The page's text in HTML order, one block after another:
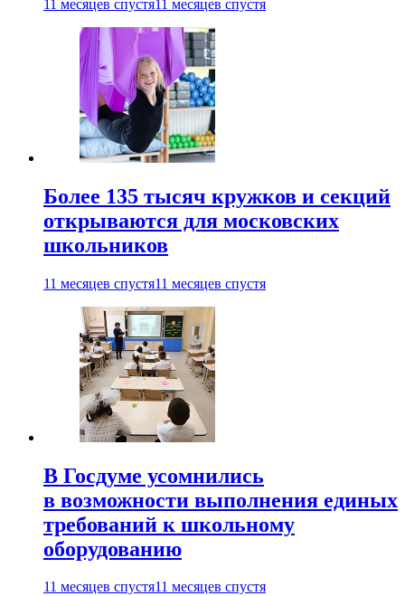
11 месяцев спустя11 месяцев спустя
Более 135 тысяч кружков и секций
открываются для московских
школьников
11 месяцев спустя11 месяцев спустя
В Госдуме усомнились
в возможности выполнения единых
требований к школьному
оборудованию
11 месяцев спустя11 месяцев спустя